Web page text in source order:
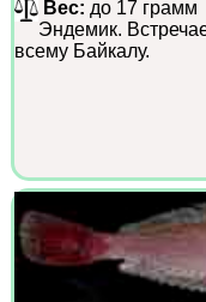
Вес: до 17 грамм
Эндемик.
всему Байкалу.